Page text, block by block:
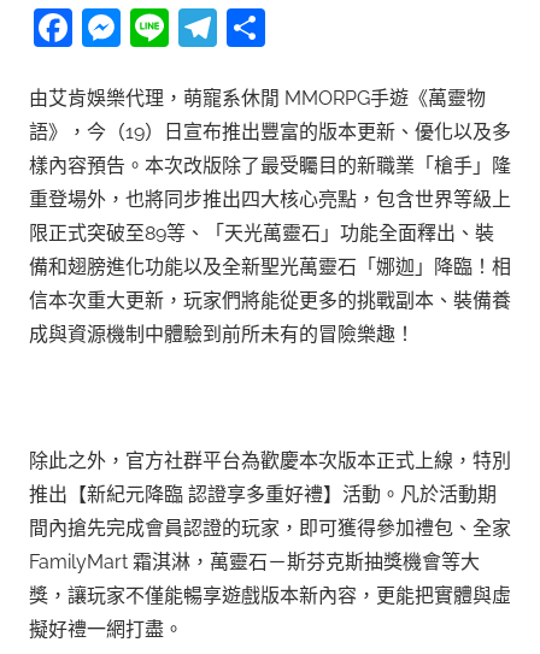
Facebook
Messenger
LineTelegram
由艾肯娛樂代理，萌寵系休閒 MMORPG手遊《萬靈物
語》，今（19）日宣布推出豐富的版本更新、優化以及多
樣內容預告。本次改版除了最受矚目的新職業「槍手」隆
重登場外，也將同步推出四大核心亮點，包含世界等級上
限正式突破至89等、「天光萬靈石」功能全面釋出、裝
備和翅膀進化功能以及全新聖光萬靈石「娜迦」降臨！相
信本次重大更新，玩家們將能從更多的挑戰副本、裝備養
成與資源機制中體驗到前所未有的冒險樂趣！
除此之外，官方社群平台為歡慶本次版本正式上線，特別
推出【新紀元降臨 認證享多重好禮】活動。凡於活動期
間內搶先完成會員認證的玩家，即可獲得參加禮包、全家
FamilyMart 霜淇淋，萬靈石－斯芬克斯抽獎機會等大
獎，讓玩家不僅能暢享遊戲版本新內容，更能把實體與虛
擬好禮一網打盡。